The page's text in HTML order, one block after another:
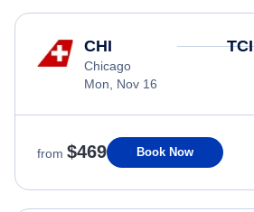
CHI
Chicago
Mon, Nov 16
TCI
from $469 Book Now